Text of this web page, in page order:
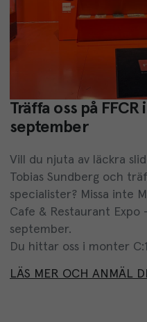
Träffa oss på FFCR
september
Vill du njuta av läckra
Tobias Sundberg och
specialister? Missa inte
Cafe & Restaurant Expo
september.
Du hittar oss i monter
LÄS MER OCH ANMÄL